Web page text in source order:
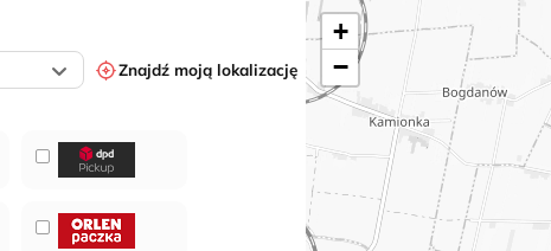
Znajdź moją lokalizację
+
−